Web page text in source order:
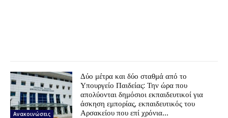
Ανακοινώσεις
Δύο μέτρα και δύο σταθμά από το
Υπουργείο Παιδείας: Την ώρα που
απολύονται δημόσιοι εκπαιδευτικοί για
άσκηση εμπορίας, εκπαιδευτικός του
Αρσακείου που επί χρόνια...